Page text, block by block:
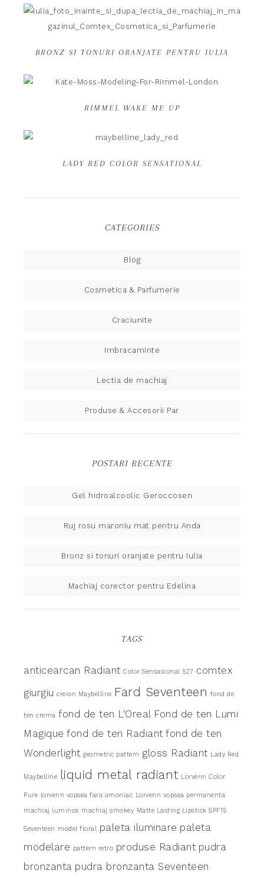
BRONZ SI TONURI ORANJATE PENTRU IULIA
RIMMEL WAKE ME UP
LADY RED COLOR SENSATIONAL
CATEGORIES
Blog
Cosmetica & Parfumerie
Craciunite
Imbracaminte
Lectia de machiaj
Produse & Accesorii Par
POSTARI RECENTE
Gel hidroalcoolic Geroccosen
Ruj rosu maroniu mat pentru Anda
Bronz si tonuri oranjate pentru Iulia
Machiaj corector pentru Edelina
TAGS
anticearcan Radiant Color Sensasional 527 comtex
giurgiu creion Maybelline Fard Seventeen fond de
ten crema fond de ten L'Oreal Fond de ten Lumi
Magique fond de ten Radiant fond de ten
Wonderlight geometric pattern gloss Radiant Lady Red
Maybelline liquid metal radiant Lorvenn Color
Pure lorvenn vopsea fara amoniac Lorvenn vopsea permanenta
machiaj luminos machiaj smokey Matte Lasting Lipstick SPF15
Seventeen model floral paleta iluminare paleta
modelare pattern retro produse Radiant pudra
bronzanta pudra bronzanta Seventeen